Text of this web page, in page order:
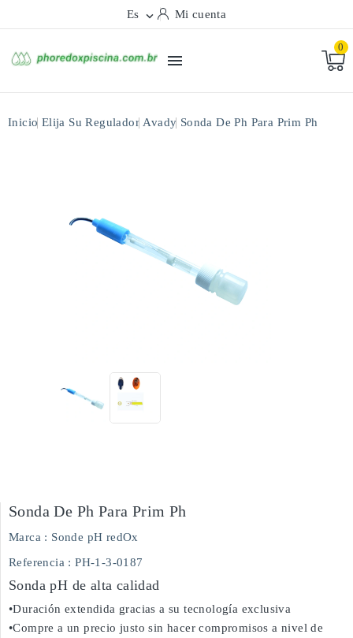
Es  Mi cuenta

0
Inicio Elija Su Regulador Avady Sonda De Ph Para Prim Ph
Sonda De Ph Para Prim Ph
Marca : Sonde pH redOx
Referencia : PH-1-3-0187
Sonda pH de alta calidad
•Duración extendida gracias a su tecnología exclusiva
•Compre a un precio justo sin hacer compromisos a nivel de